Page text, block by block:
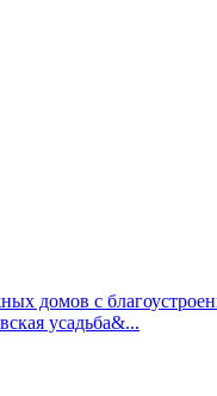
домов с
усадьба&...